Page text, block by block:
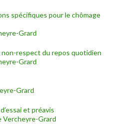
spécifiques pour le chômage
Grard
respect du repos quotidien
Grard
Grard
et préavis
Vercheyre-Grard